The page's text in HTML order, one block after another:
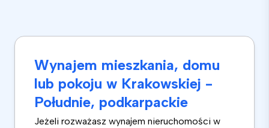
Wynajem mieszkania, domu
lub pokoju w Krakowskiej -
Południe, podkarpackie
Jeżeli rozważasz wynajem nieruchomości w